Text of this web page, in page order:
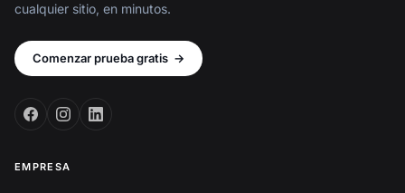
cualquier sitio, en minutos.
Comenzar prueba gratis →
EMPRESA